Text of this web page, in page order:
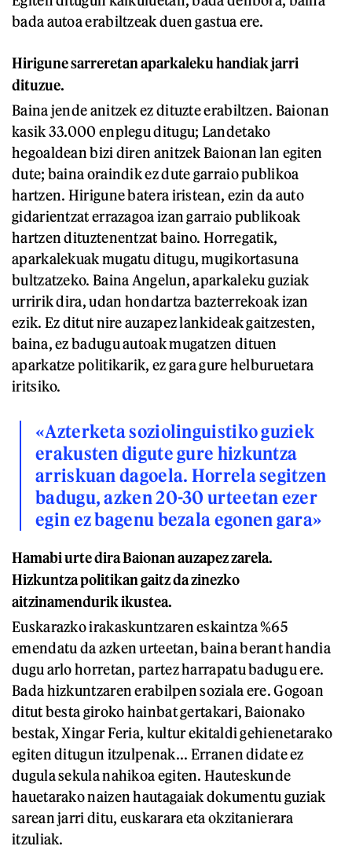
bada autoa erabiltzeak duen gastua ere.
Hirigune sarreretan aparkaleku handiak jarri
dituzue.
Baina jende anitzek ez dituzte erabiltzen. Baionan
kasik 33.000 enplegu ditugu; Landetako
hegoaldean bizi diren anitzek Baionan lan egiten
dute; baina oraindik ez dute garraio publikoa
hartzen. Hirigune batera iristean, ezin da auto
gidarientzat errazagoa izan garraio publikoak
hartzen dituztenentzat baino. Horregatik,
aparkalekuak mugatu ditugu, mugikortasuna
bultzatzeko. Baina Angelun, aparkaleku guziak
urririk dira, udan hondartza bazterrekoak izan
ezik. Ez ditut nire auzapez lankideak gaitzesten,
baina, ez badugu autoak mugatzen dituen
aparkatze politikarik, ez gara gure helburuetara
iritsiko.
«Azterketa soziolinguistiko guziek
erakusten digute gure hizkuntza
arriskuan dagoela. Horrela segitzen
badugu, azken 20-30 urteetan ezer
egin ez bagenu bezala egonen gara»
Hamabi urte dira Baionan auzapez zarela.
Hizkuntza politikan gaitz da zinezko
aitzinamendurik ikustea.
Euskarazko irakaskuntzaren eskaintza %65
emendatu da azken urteetan, baina berant handia
dugu arlo horretan, partez harrapatu badugu ere.
Bada hizkuntzaren erabilpen soziala ere. Gogoan
ditut besta giroko hainbat gertakari, Baionako
bestak, Xingar Feria, kultur ekitaldi gehienetarako
egiten ditugun itzulpenak... Erranen didate ez
dugula sekula nahikoa egiten. Hauteskunde
hauetarako naizen hautagaiak dokumentu guziak
sarean jarri ditu, euskarara eta okzitanierara
itzuliak.